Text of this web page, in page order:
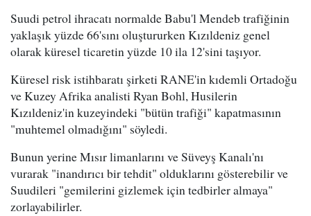
Suudi petrol ihracatı normalde Babu'l Mendeb trafiğinin
yaklaşık yüzde 66'sını oluştururken Kızıldeniz genel
olarak küresel ticaretin yüzde 10 ila 12'sini taşıyor.
Küresel risk istihbaratı şirketi RANE'in kıdemli Ortadoğu
ve Kuzey Afrika analisti Ryan Bohl, Husilerin
Kızıldeniz'in kuzeyindeki "bütün trafiği" kapatmasının
"muhtemel olmadığını" söyledi.
Bunun yerine Mısır limanlarını ve Süveyş Kanalı'nı
vurarak "inandırıcı bir tehdit" olduklarını gösterebilir ve
Suudileri "gemilerini gizlemek için tedbirler almaya"
zorlayabilirler.